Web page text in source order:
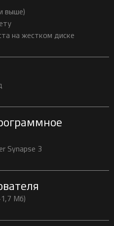
выше)
на жестком диске
Synapse 3
Мб)